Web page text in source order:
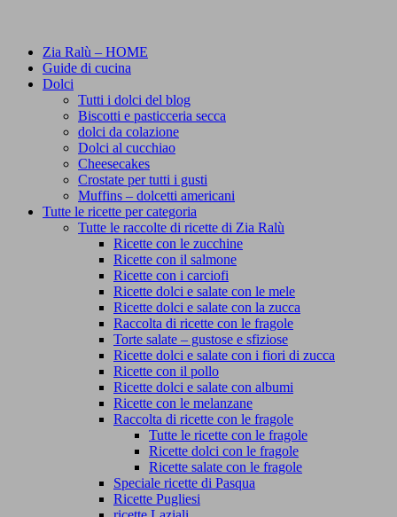
Zia Ralù – HOME
Guide di cucina
Dolci
Tutti i dolci del blog
Biscotti e pasticceria secca
dolci da colazione
Dolci al cucchiao
Cheesecakes
Crostate per tutti i gusti
Muffins – dolcetti americani
Tutte le ricette per categoria
Tutte le raccolte di ricette di Zia Ralù
Ricette con le zucchine
Ricette con il salmone
Ricette con i carciofi
Ricette dolci e salate con le mele
Ricette dolci e salate con la zucca
Raccolta di ricette con le fragole
Torte salate – gustose e sfiziose
Ricette dolci e salate con i fiori di zucca
Ricette con il pollo
Ricette dolci e salate con albumi
Ricette con le melanzane
Raccolta di ricette con le fragole
Tutte le ricette con le fragole
Ricette dolci con le fragole
Ricette salate con le fragole
Speciale ricette di Pasqua
Ricette Pugliesi